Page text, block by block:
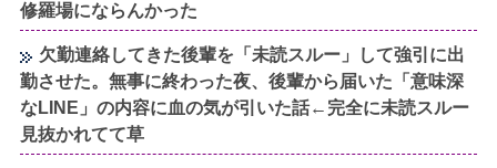
修羅場にならんかった
欠勤連絡してきた後輩を「未読スルー」して強引に出
勤させた。無事に終わった夜、後輩から届いた「意味深
なLINE」の内容に血の気が引いた話←完全に未読スルー
見抜かれてて草